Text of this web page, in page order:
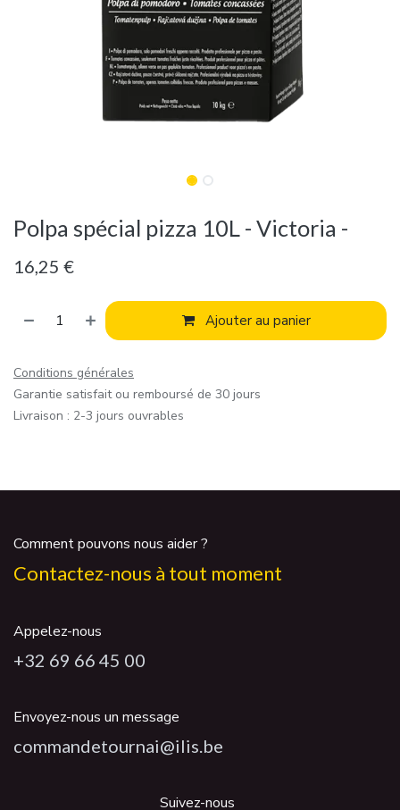
Polpa spécial pizza 10L - Victoria -
16,25 €
Ajouter au panier
Conditions générales
Garantie satisfait ou remboursé de 30 jours
Livraison : 2-3 jours ouvrables
Comment pouvons nous aider ?
Contactez-nous à tout moment
Appelez-nous
+32 69 66 45 00
Envoyez-nous un message
commandetournai@ilis.be
Suivez-nous